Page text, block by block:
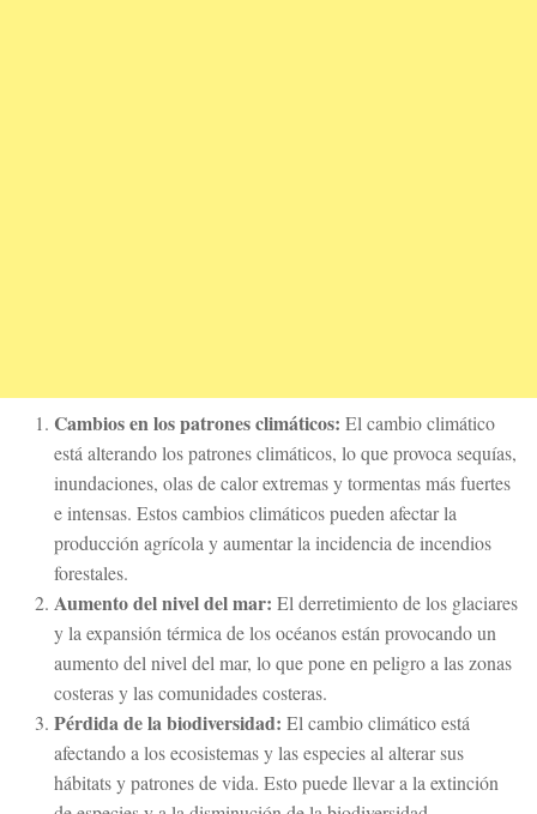
Cambios en los patrones climáticos: El cambio climático
está alterando los patrones climáticos, lo que provoca sequías,
inundaciones, olas de calor extremas y tormentas más fuertes
e intensas. Estos cambios climáticos pueden afectar la
producción agrícola y aumentar la incidencia de incendios
forestales.
Aumento del nivel del mar: El derretimiento de los glaciares
y la expansión térmica de los océanos están provocando un
aumento del nivel del mar, lo que pone en peligro a las zonas
costeras y las comunidades costeras.
Pérdida de la biodiversidad: El cambio climático está
afectando a los ecosistemas y las especies al alterar sus
hábitats y patrones de vida. Esto puede llevar a la extinción